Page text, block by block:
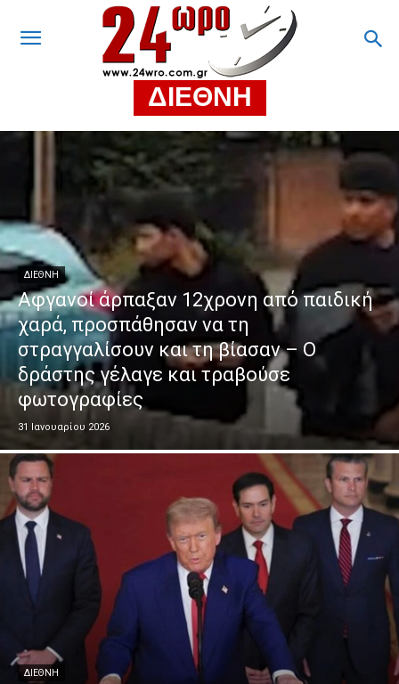
ΔΙΕΘΝΗ
ΔΙΕΘΝΗ
Αφγανοί άρπαξαν 12χρονη από παιδική
χαρά, προσπάθησαν να τη
στραγγαλίσουν και τη βίασαν – Ο
δράστης γέλαγε και τραβούσε
φωτογραφίες
31 Ιανουαρίου 2026
ΔΙΕΘΝΗ